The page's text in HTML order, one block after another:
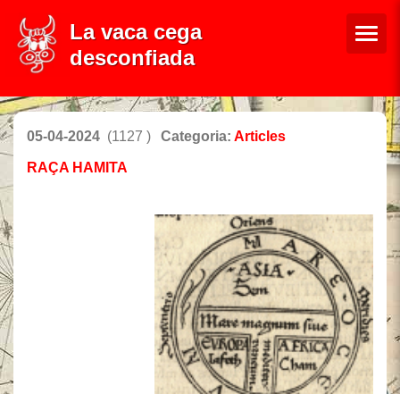
La vaca cega
desconfiada
05-04-2024 (1127 ) Categoria: Articles
RAÇA HAMITA